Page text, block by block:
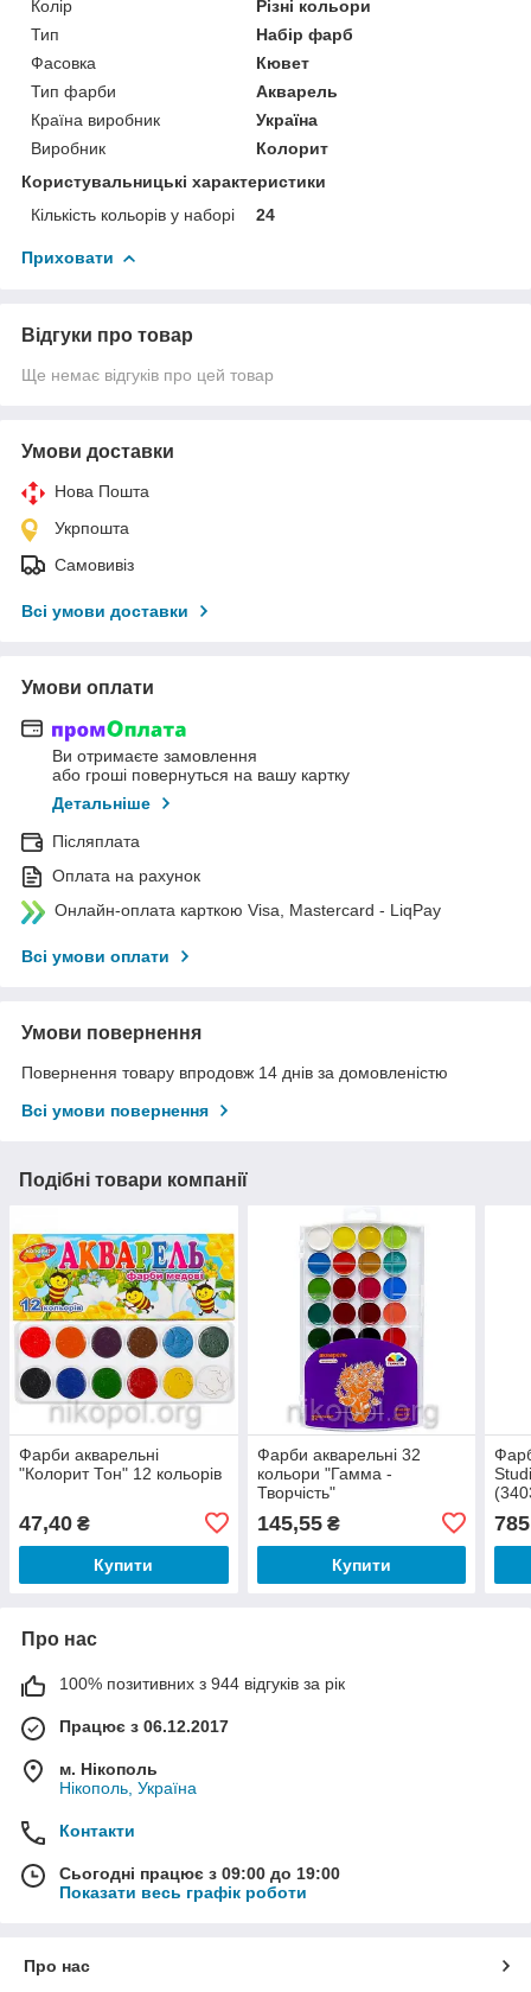
Колір
Різні кольори
Тип
Набір фарб
Фасовка
Кювет
Тип фарби
Акварель
Країна виробник
Україна
Виробник
Колорит
Користувальницькі характеристики
Кількість кольорів у наборі
24
Приховати
Відгуки про товар
Ще немає відгуків про цей товар
Умови доставки
Нова Пошта
Укрпошта
Самовивіз
Всі умови доставки
Умови оплати
Ви отримаєте замовлення
або гроші повернуться на вашу картку
Детальніше
Післяплата
Оплата на рахунок
Онлайн-оплата карткою Visa, Mastercard - LiqPay
Всі умови оплати
Умови повернення
Повернення товару впродовж 14 днів за домовленістю
Всі умови повернення
Подібні товари компанії
Фарби акварельні
"Колорит Тон" 12 кольорів
47,40 ₴
Купити
Фарби акварельні 32
кольори "Гамма -
Творчість"
145,55₴
Купити
Про нас
100% позитивних з 944 відгуків за рік
Працює з 06.12.2017
м. Нікополь
Нікополь, Україна
Контакти
Сьогодні працює з 09:00 до 19:00
Показати весь графік роботи
Про нас